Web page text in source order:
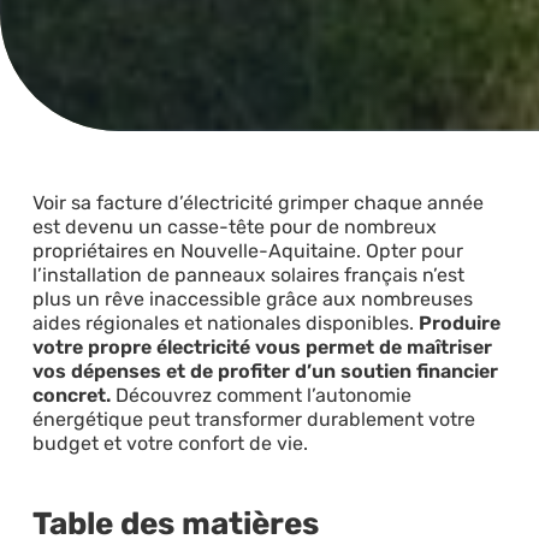
Voir sa facture d’électricité grimper chaque année
est devenu un casse-tête pour de nombreux
propriétaires en Nouvelle-Aquitaine. Opter pour
l’installation de panneaux solaires français n’est
plus un rêve inaccessible grâce aux nombreuses
aides régionales et nationales disponibles. Produire
votre propre électricité vous permet de maîtriser
vos dépenses et de profiter d’un soutien financier
concret.Découvrez comment l’autonomie
énergétique peut transformer durablement votre
budget et votre confort de vie.
Table des matières